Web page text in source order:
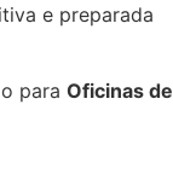
e preparada
para Oficinas de